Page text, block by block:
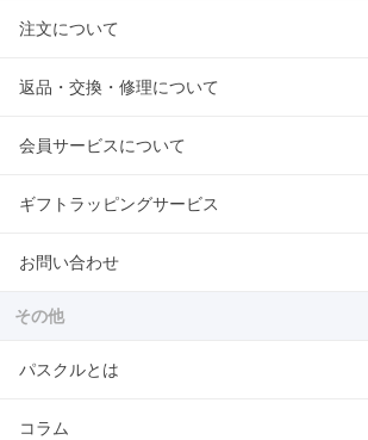
注文について
返品・交換・修理について
会員サービスについて
ギフトラッピングサービス
お問い合わせ
その他
パスクルとは
コラム